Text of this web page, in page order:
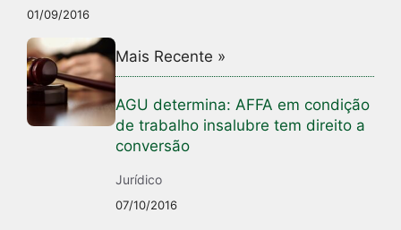
01/09/2016
Mais Recente »
AGU determina: AFFA em condição
de trabalho insalubre tem direito a
conversão
Jurídico
07/10/2016